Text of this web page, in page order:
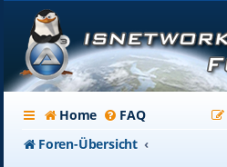
Home FAQ
Foren-Übersicht